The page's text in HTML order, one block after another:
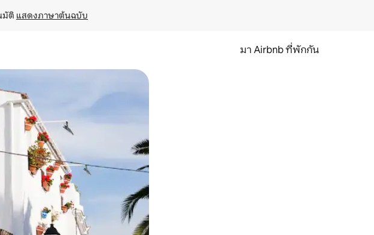
มัติ แสดงภาษาต้นฉบับ
มา Airbnb ที่พักกัน